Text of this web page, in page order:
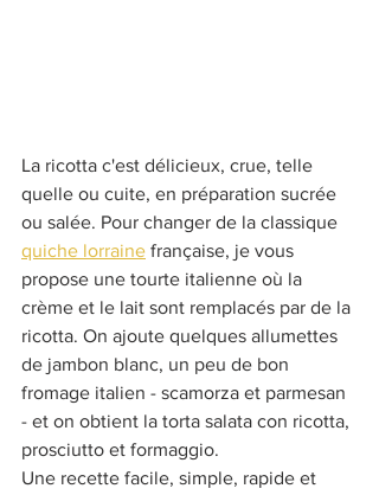
La ricotta c'est délicieux, crue, telle
quelle ou cuite, en préparation sucrée
ou salée. Pour changer de la classique
quiche lorraine française, je vous
propose une tourte italienne où la
crème et le lait sont remplacés par de la
ricotta. On ajoute quelques allumettes
de jambon blanc, un peu de bon
fromage italien - scamorza et parmesan
- et on obtient la torta salata con ricotta,
prosciutto et formaggio.
Une recette facile, simple, rapide et